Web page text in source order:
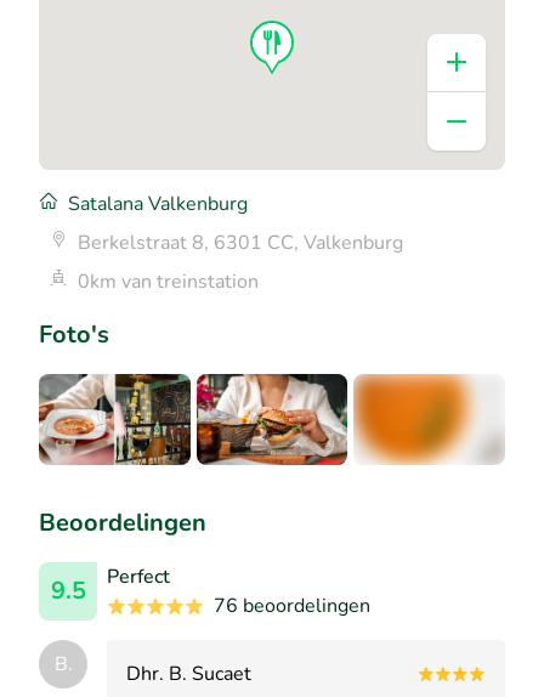
Foto's
Beoordelingen
9.5
Perfect
76 beoordelingen
B.
Dhr. B. Sucaet
Satalana Valkenburg
Berkelstraat 8, 6301 CC, Valkenburg
0km van treinstation